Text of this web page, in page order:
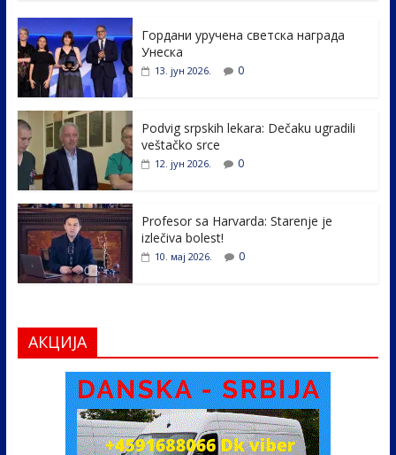
e
b
o
o
k
itt
er e
dI
e
Гордани уручена светска награда
Унеска
13. јун 2026. 0
Podvig srpskih lekara: Dečaku ugradili
veštačko srce
12. јун 2026. 0
Profesor sa Harvarda: Starenje je
izlečiva bolest!
10. мај 2026. 0
АКЦИЈА